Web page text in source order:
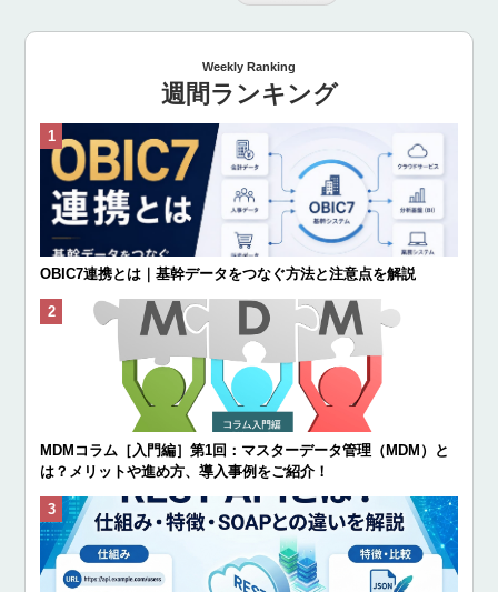
Weekly Ranking
週間ランキング
OBIC7連携とは｜基幹データをつなぐ方法と注意点を解説
MDMコラム［入門編］第1回：マスターデータ管理（MDM）と
は？メリットや進め方、導入事例をご紹介！